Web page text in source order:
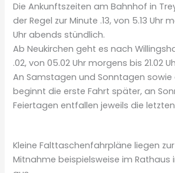
Die Ankunftszeiten am Bahnhof in
der Regel zur Minute .13, von 5.13 Uhr
Uhr abends stündlich.
Ab Neukirchen geht es nach
.02, von 05.02 Uhr morgens bis 21.02
An Samstagen und Sonntagen sowie
beginnt die erste Fahrt später, an
Feiertagen entfallen jeweils die
Kleine Falttaschenfahrpläne liegen
Mitnahme beispielsweise im Rathaus